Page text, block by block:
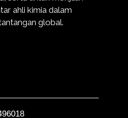
ahli kimia dalam
global.